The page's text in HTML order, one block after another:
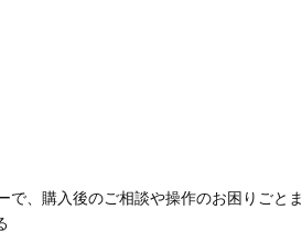
で、購入後のご相談や操作のお困りごと